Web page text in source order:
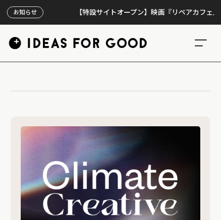
お知らせ 【特設サイトオープン】映画『リペアカフェ』、上